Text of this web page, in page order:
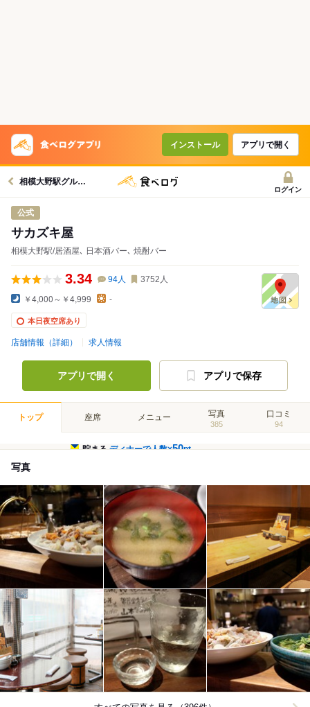
インストール アプリで開く
相模大野駅グルメへ
ログイン
公式
サカズキ屋
相模大野駅/居酒屋､ 日本酒バー､ 焼酎バー
3.34 94人 3752 人
￥4,000～￥4,999 -
本日夜空席あり
店舗情報（詳細） 求人情報
アプリで開く アプリで保存
トップ 座席 メニュー 写真
385
口コミ
94
貯まるディナーで人数×50pt
写真